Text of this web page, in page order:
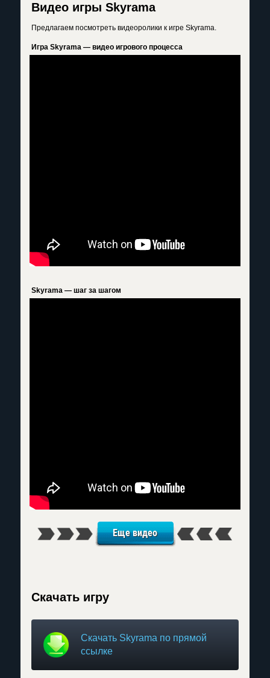
Видео игры Skyrama
Предлагаем посмотреть видеоролики к игре Skyrama.
Игра Skyrama — видео игрового процесса
Skyrama — шаг за шагом
Еще видео
Скачать игру
Скачать Skyrama по прямой
ссылке